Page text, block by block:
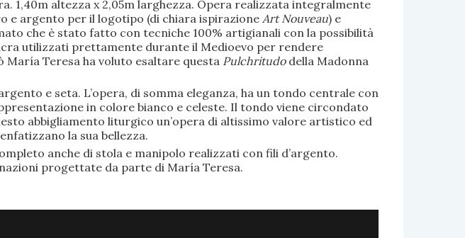
1,40m altezza x 2,05m larghezza. Opera realizzata integralmente
e argento per il logotipo (di chiara ispirazioneArt Nouveau) e
che è stato fatto con tecniche 100% artigianali con la possibilità
utilizzati prettamente durante il Medioevo per rendere
María Teresa ha voluto esaltare questa Pulchritudo della Madonna
e seta. L’opera, di somma eleganza, ha un tondo centrale con
in colore bianco e celeste. Il tondo viene circondato
abbigliamento liturgico un’opera di altissimo valore artistico ed
la sua bellezza.
anche di stola e manipolo realizzati con fili d’argento.
progettate da parte di María Teresa.